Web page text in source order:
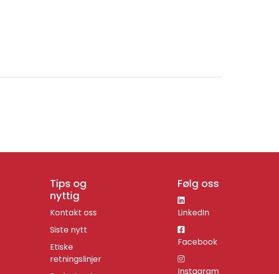
Tips og
nyttig
Kontakt oss
Siste nytt
Etiske
retningslinjer
Følg oss
LinkedIn
Facebook
Instagram